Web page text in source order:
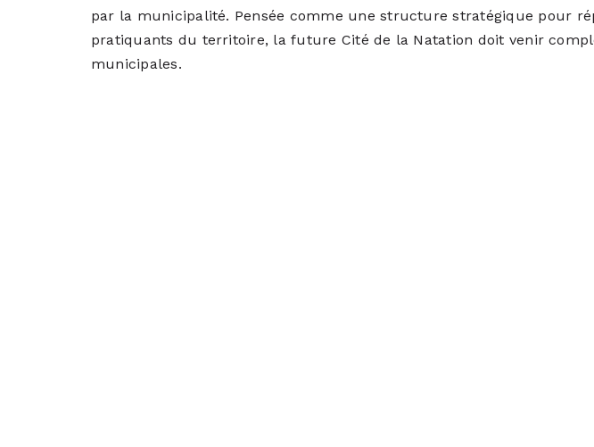
par la municipalité. Pensée comme une structure stratégique pour
pratiquants du territoire, la future Cité de la Natation doit venir
municipales.